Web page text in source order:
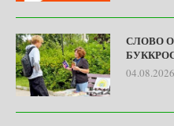
СЛОВО
04.08.2026